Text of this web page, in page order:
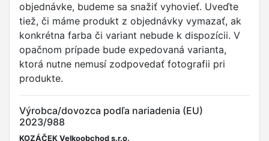
objednávke, budeme sa snažiť vyhovieť. Uveďte
tiež, či máme produkt z objednávky vymazať, ak
konkrétna farba či variant nebude k dispozícii. V
opačnom prípade bude expedovaná varianta,
ktorá nutne nemusí zodpovedať fotografii pri
produkte.
Výrobca/dovozca podľa nariadenia (EU)
2023/988
KOZÁČEK Velkoobchod s.r.o.